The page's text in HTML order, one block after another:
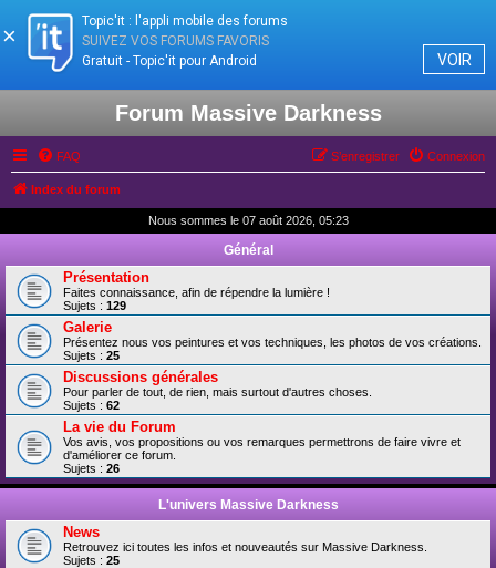
Forum Massive Darkness
FAQ Connexion
S’enregistrer
Index du forum
Nous sommes le 07 août 2026, 05:23
Général
Présentation
Faites connaissance, afin de répendre la lumière !
Sujets : 129
Galerie
Présentez nous vos peintures et vos techniques, les photos de vos créations.
Sujets : 25
Discussions générales
Pour parler de tout, de rien, mais surtout d'autres choses.
Sujets : 62
La vie du Forum
Vos avis, vos propositions ou vos remarques permettrons de faire vivre et
d'améliorer ce forum.
Sujets : 26
L'univers Massive Darkness
News
Retrouvez ici toutes les infos et nouveautés sur Massive Darkness.
Sujets : 25
×
Topic'it : l'appli mobile des forums
SUIVEZ VOS FORUMS FAVORIS
Gratuit - Topic'it pour Android
VOIR